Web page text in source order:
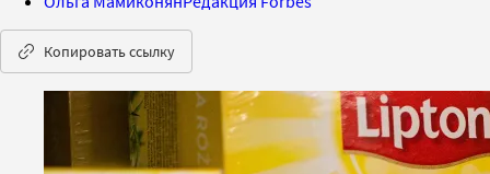
Копировать ссылку